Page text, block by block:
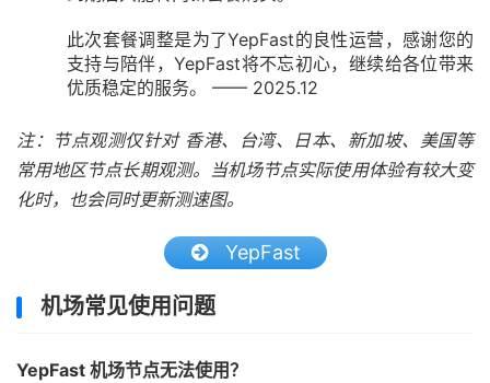
此次套餐调整是为了YepFast的良性运营，感谢您的
支持与陪伴，YepFast将不忘初心，继续给各位带来
优质稳定的服务。 —— 2025.12
注：节点观测仅针对 香港、台湾、日本、新加坡、美国等
常用地区节点长期观测。当机场节点实际使用体验有较大变
化时，也会同时更新测速图。
YepFast
机场常见使用问题
YepFast 机场节点无法使用？